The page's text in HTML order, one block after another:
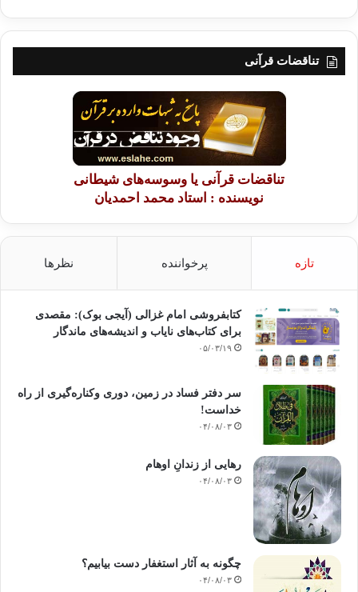
تناقضات قرآنی
تناقضات قرآنی یا وسوسه‌های شیطانی
نویسنده : استاد محمد احمدیان
تازه پرخواننده نظرها
کتابفروشی امام غزالی (آیجی بوک): مقصدی
برای کتاب‌های نایاب و اندیشه‌های ماندگار
۰۵/۰۳/۱۹
سر دفتر فساد در زمین‌، دوری وکناره‌گیری از راه
خداست‌!
۰۴/۰۸/۰۳
رهایی از زندانِ اوهام
۰۴/۰۸/۰۳
چگونه به آثار استغفار دست بیابیم؟
۰۴/۰۸/۰۳